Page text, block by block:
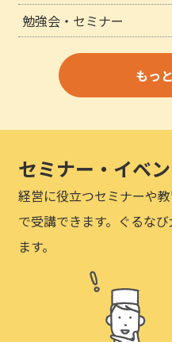
勉強会・セミナー
もっ
セミナー・イベ
経営に役立つセミナーや
で受講できます。ぐるな
ます。